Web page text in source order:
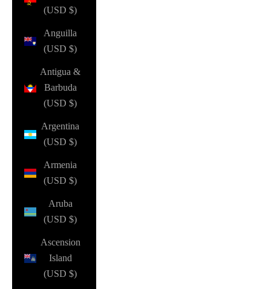
(USD $)
Anguilla
(USD $)
Antigua &
Barbuda
(USD $)
Argentina
(USD $)
Armenia
(USD $)
Aruba
(USD $)
Ascension
Island
(USD $)